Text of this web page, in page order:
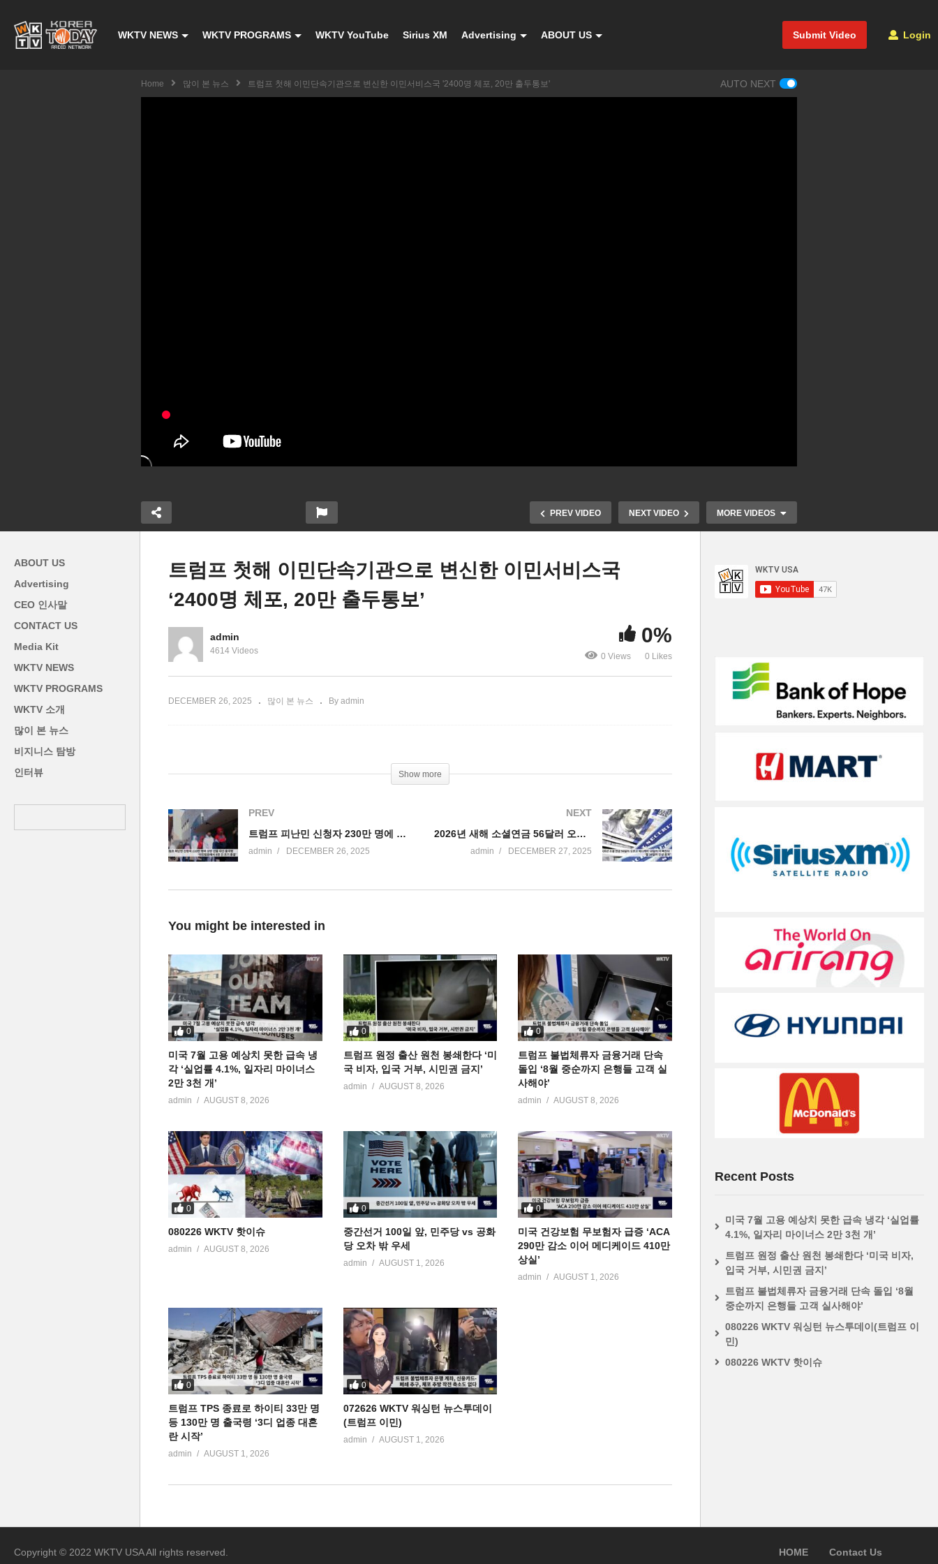
Submit Video Login
WKTV NEWS WKTV PROGRAMS WKTV YouTube Sirius XM Advertising ABOUT US
Home 많이 본 뉴스 트럼프 첫해 이민단속기관으로 변신한 이민서비스국 '2400명 체포, 20만 출두통보' AUTO NEXT
PREV VIDEO NEXT VIDEO MORE VIDEOS
셜 연금 56
트럼프 대통령 업무 지지율 갈
거 추방령 ‘절반은 10년이상’
ABOUT US
Advertising
CEO 인사말
CONTACT US
Media Kit
WKTV NEWS
WKTV PROGRAMS
WKTV 소개
많이 본 뉴스
비지니스 탐방
인터뷰
트럼프 첫해 이민단속기관으로 변신한 이민서비스국
‘2400명 체포, 20만 출두통보’
admin
4614 Videos
0%
0 Views 0 Likes
DECEMBER 26, 2025 많이 본 뉴스 By admin
Show more
PREV
트럼프 피난민 신청자 230만 명에 성탄 선물 대신 출국령 ‘이민법원에서 8천건 조기종결’
admin DECEMBER 26, 2025
NEXT
2026년 새해 소셜연금 56달러 오르고 메디케어 18달러 더 빠진다 ’38달러 인상효과’
admin DECEMBER 27, 2025
You might be interested in
0
미국 7월 고용 예상치 못한 급속 냉
각 ‘실업률 4.1%, 일자리 마이너스
2만 3천 개’
admin AUGUST 8, 2026
0
트럼프 원정 출산 원천 봉쇄한다 ‘미
국 비자, 입국 거부, 시민권 금지’
admin AUGUST 8, 2026
0
트럼프 불법체류자 금융거래 단속
돌입 ‘8월 중순까지 은행들 고객 실
사해야’
admin AUGUST 8, 2026
0
080226 WKTV 핫이슈
admin AUGUST 8, 2026
0
중간선거 100일 앞, 민주당 vs 공화
당 오차 밖 우세
admin AUGUST 1, 2026
0
미국 건강보험 무보험자 급증 ‘ACA
290만 감소 이어 메디케이드 410만
상실’
admin AUGUST 1, 2026
0
트럼프 TPS 종료로 하이티 33만 명
등 130만 명 출국령 ‘3디 업종 대혼
란 시작’
admin AUGUST 1, 2026
0
072626 WKTV 워싱턴 뉴스투데이
(트럼프 이민)
admin AUGUST 1, 2026
Recent Posts
미국 7월 고용 예상치 못한 급속 냉각 ‘실업률
4.1%, 일자리 마이너스 2만 3천 개’
트럼프 원정 출산 원천 봉쇄한다 ‘미국 비자,
입국 거부, 시민권 금지’
트럼프 불법체류자 금융거래 단속 돌입 ‘8월
중순까지 은행들 고객 실사해야’
080226 WKTV 워싱턴 뉴스투데이(트럼프 이
민)
080226 WKTV 핫이슈
Copyright © 2022 WKTV USA All rights reserved. HOME Contact Us